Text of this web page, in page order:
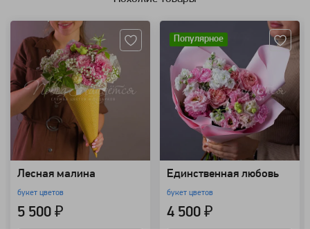
Лесная малина
букет цветов
5 500 ₽
Популярное
Единственная любовь
букет цветов
4 500 ₽